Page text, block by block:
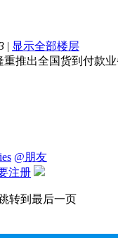
| 显示全部楼层
推出全国货到付款
@朋友
注册
转到最后一页